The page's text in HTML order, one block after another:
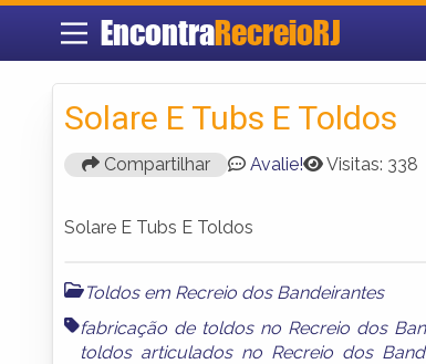
EncontraRecreioRJ
Solare E Tubs E Toldos
Compartilhar Avalie! Visitas: 338
Solare E Tubs E Toldos
Toldos em Recreio dos Bandeirantes
fabricação de toldos no Recreio dos
toldos articulados no Recreio dos